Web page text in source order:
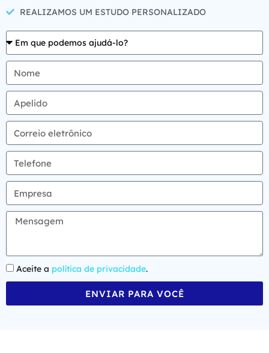
REALIZAMOS UM ESTUDO PERSONALIZADO
Aceite a política de privacidade.
ENVIAR PARA VOCÊ